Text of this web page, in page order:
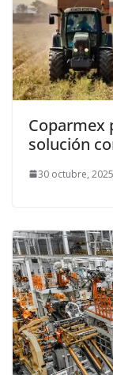
Coparmex
solución
30 octubre, 2025